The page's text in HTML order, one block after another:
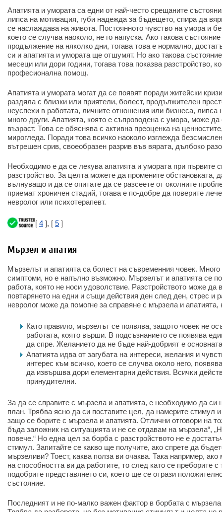
Апатията и умората са едни от най-често срещаните
липса на мотивация, губи надежда за бъдещето, спира да
се наслаждава на живота. Постоянното чувство на умора и
което се случва наоколо, не го напуска. Ако такова
продължение на няколко дни, тогава това е нормално,
си и апатията и умората ще отшумят. Но ако такова
месеци или дори години, тогава това показва разстройство,
професионална помощ.
Апатията и умората могат да се появят поради житейски
раздяла с близки или приятели, болест, продължителен
неуспехи в работата, личните отношения или бизнеса,
много други. Апатията, която е съпроводена с умора, може
възраст. Това се обяснява с активна преоценка на
мирогледа. Поради това всичко наоколо изглежда
вътрешен срив, своеобразен разрив във вярата, дълбоко
Необходимо е да се лекува апатията и умората при първите
разстройство. За целта можете да промените обстановката,
вълнуващо и да се опитате да се разсеете от околните
приемат хроничен стадий, тогава е по-добре да поверите
невролог или психотерапевт.
[ 4 ], [ 5 ]
Мързел и апатия
Мързелът и апатията са болест на съвременния човек.
симптоми, но е напълно възможно. Мързелът и апатията се
работа, която не носи удоволствие. Разстройството може да
повтарянето на едни и същи действия ден след ден, стрес и
невролог може да помогне за справяне с мързела и
Като правило, мързелът се появява, защото човек не
работата, която върши. В подсъзнанието се появява
да спре. Желанието да не бъде най-добрият е
Апатията идва от загубата на интереси, желания и
интерес към всичко, което се случва около него,
да извършва дори елементарни действия. Всички
принудителни.
За да се справите с мързела и апатията, е необходимо да си
план. Трябва ясно да си поставите цел, да намерите стимул
защо се борите с мързела и апатията. Отлични отговори на
бъда заложник на ситуацията и не се отдавам на мързела“,
повече.“ Но една цел за борба с разстройството не е
стимул. Запитайте се какво ще получите, ако спрете да
мързеливи? Тоест, каква полза ви очаква. Така например,
на способността ви да работите, то след като се преборите
подобрите представянето си, което ще се отрази
състояние.
Последният и не по-малко важен фактор в борбата с